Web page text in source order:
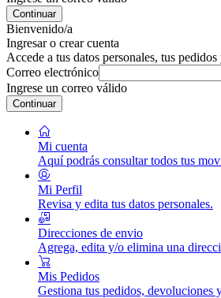
Continuar
Bienvenido/a
Ingresar o crear cuenta
Accede a tus datos personales, tus
Correo electrónico
Ingrese un correo válido
Continuar
Mi cuenta
Aquí podrás consultar todos tus
Mi Perfil
Revisa y edita tus datos personales.
Direcciones de envio
Agrega, edita y/o elimina una
Mis Pedidos
Gestiona tus pedidos, devoluciones